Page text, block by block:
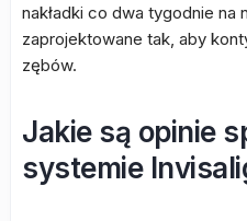
nakładki co dwa tygodnie na
zaprojektowane tak, aby
zębów.
Jakie są opinie
systemie